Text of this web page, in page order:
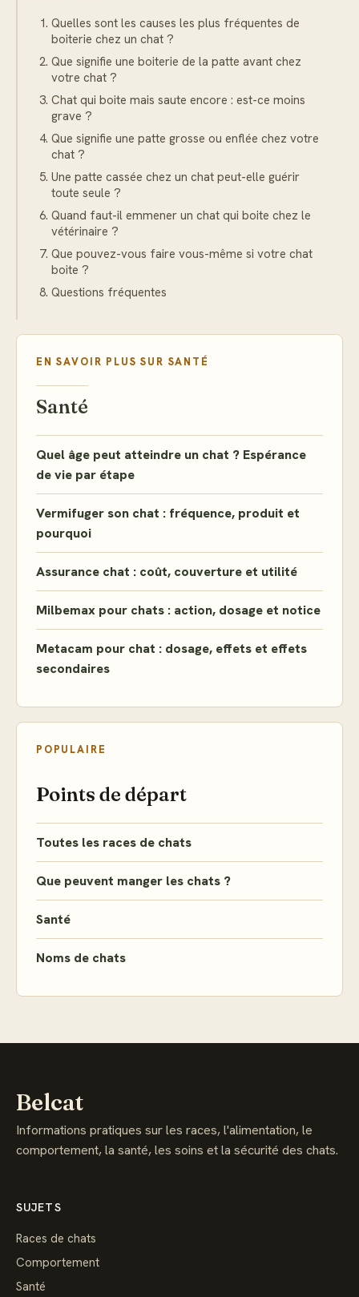
Quelles sont les causes les plus fréquentes de
boiterie chez un chat ?
Que signifie une boiterie de la patte avant chez
votre chat ?
Chat qui boite mais saute encore : est-ce moins
grave ?
Que signifie une patte grosse ou enflée chez votre
chat ?
Une patte cassée chez un chat peut-elle guérir
toute seule ?
Quand faut-il emmener un chat qui boite chez le
vétérinaire ?
Que pouvez-vous faire vous-même si votre chat
boite ?
Questions fréquentes
EN SAVOIR PLUS SUR SANTÉ
Santé
Quel âge peut atteindre un chat ? Espérance
de vie par étape
Vermifuger son chat : fréquence, produit et
pourquoi
Assurance chat : coût, couverture et utilité
Milbemax pour chats : action, dosage et notice
Metacam pour chat : dosage, effets et effets
secondaires
POPULAIRE
Points de départ
Toutes les races de chats
Que peuvent manger les chats ?
Santé
Noms de chats
Belcat
Informations pratiques sur les races, l'alimentation, le
comportement, la santé, les soins et la sécurité des chats.
SUJETS
Races de chats
Comportement
Santé